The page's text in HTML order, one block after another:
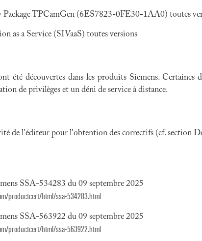
TPCamGen (6ES7823-0FE30-1AA0) toutes
as a Service (SIVaaS) toutes versions
été découvertes dans les produits Siemens.
de privilèges et un déni de service à distance.
de l'éditeur pour l'obtention des correctifs (cf. section
SSA-534283 du 09 septembre 2025
productcert/html/ssa-534283.html
SSA-563922 du 09 septembre 2025
productcert/html/ssa-563922.html